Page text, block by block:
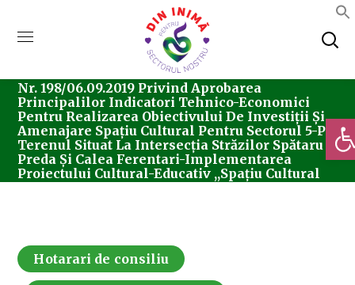
Consiliul Local Sector 5
Hotarari De Consiliu
Nr. 198/06.09.2019 Privind Aprobarea
Principalilor Indicatori Tehnico-Economici
Pentru Realizarea Obiectivului De Investiții Și
Amenajare Spațiu Cultural Pentru Sectorul 5-Pe
Terenul Situat La Intersecția Străzilor Spătaru
Preda Și Calea Ferentari-Implementarea
Proiectului Cultural-Educativ ,,Spațiu Cultural
Hotarari de consiliu